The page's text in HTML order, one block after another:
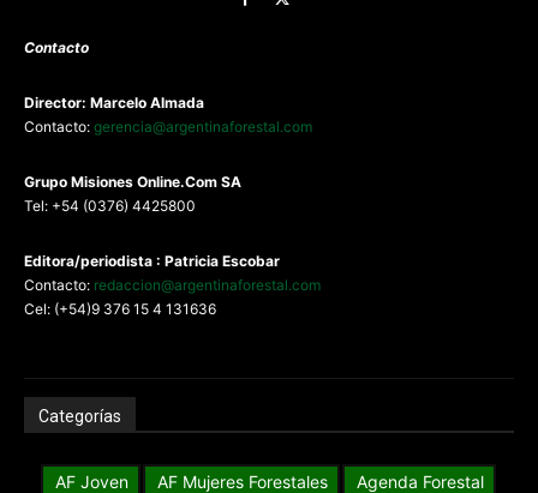
Contacto
Director: Marcelo Almada
Contacto: gerencia@argentinaforestal.com
Grupo Misiones Online.Com SA
Tel: +54 (0376) 4425800
Editora/periodista : Patricia Escobar
Contacto: redaccion@argentinaforestal.com
Cel: (+54)9 376 15 4 131636
Categorías
AF Joven AF Mujeres Forestales
Agenda Forestal